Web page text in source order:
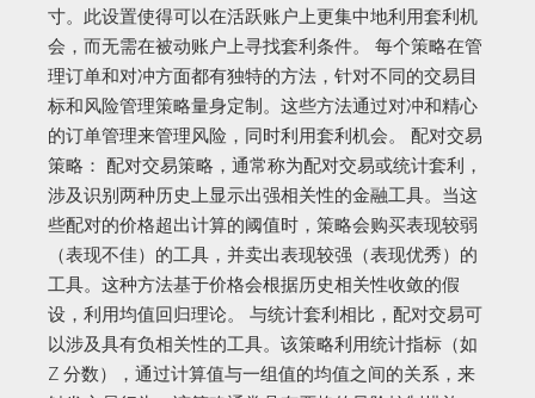
寸。此设置使得可以在活跃账户上更集中地利用套利机
会，而无需在被动账户上寻找套利条件。 每个策略在管
理订单和对冲方面都有独特的方法，针对不同的交易目
标和风险管理策略量身定制。这些方法通过对冲和精心
的订单管理来管理风险，同时利用套利机会。 配对交易
策略： 配对交易策略，通常称为配对交易或统计套利，
涉及识别两种历史上显示出强相关性的金融工具。当这
些配对的价格超出计算的阈值时，策略会购买表现较弱
（表现不佳）的工具，并卖出表现较强（表现优秀）的
工具。这种方法基于价格会根据历史相关性收敛的假
设，利用均值回归理论。 与统计套利相比，配对交易可
以涉及具有负相关性的工具。该策略利用统计指标（如
Z 分数），通过计算值与一组值的均值之间的关系，来